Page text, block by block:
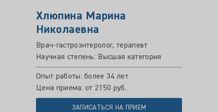
Хлюпина Марина
Николаевна
Врач-гастроэнтеролог, терапевт
Научная степень: Высшая категория
Опыт работы: более 34 лет
Цена приема: от 2150 руб.
ЗАПИСАТЬСЯ НА ПРИЕМ